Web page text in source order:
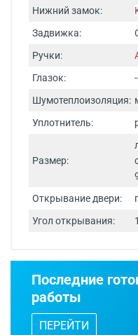
Нижний замок:
Задвижка:
Ручки:
Глазок:
Шумотеплоизоляция:
Уплотнитель:
Размер:
Открывание двери:
Угол открывания:
Последние
работы
ПЕРЕЙТИ